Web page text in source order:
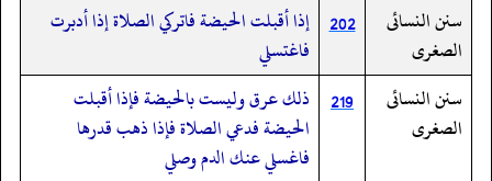
سنن النسائى
الصغرى
202 إذا أقبلت الحيضة فاتركي الصلاة إذا أدبرت
فاغتسلي
سنن النسائى
الصغرى
219
ذلك عرق وليست بالحيضة فإذا أقبلت
الحيضة فدعي الصلاة فإذا ذهب قدرها
فاغسلي عنك الدم وصلي